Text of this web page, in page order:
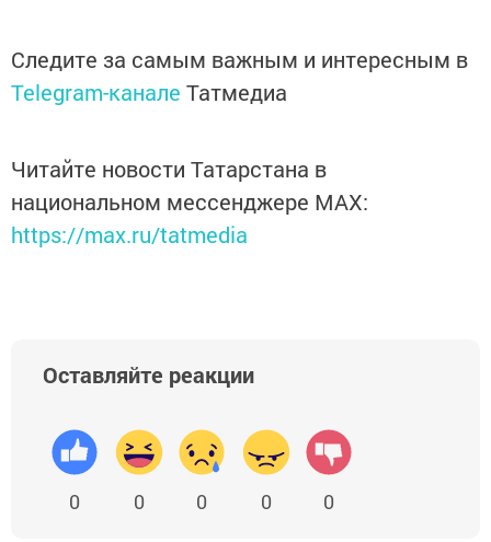
Следите за самым важным и интересным в
Telegram-канале Татмедиа
Читайте новости Татарстана в
национальном мессенджере MАХ:
https://max.ru/tatmedia
Оставляйте реакции
0 0 0 0 0